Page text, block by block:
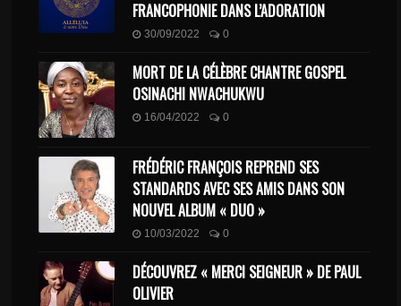
FRANCOPHONIE DANS L’ADORATION
30/09/2022 0
MORT DE LA CÉLÈBRE CHANTRE GOSPEL
OSINACHI NWACHUKWU
16/04/2022 0
FRÉDÉRIC FRANÇOIS REPREND SES
STANDARDS AVEC SES AMIS DANS SON
NOUVEL ALBUM « DUO »
10/03/2022 0
DÉCOUVREZ « MERCI SEIGNEUR » DE PAUL
OLIVIER